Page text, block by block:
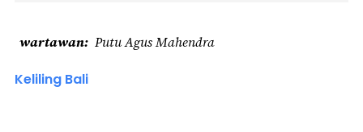
wartawan Putu Agus Mahendra
Keliling Bali